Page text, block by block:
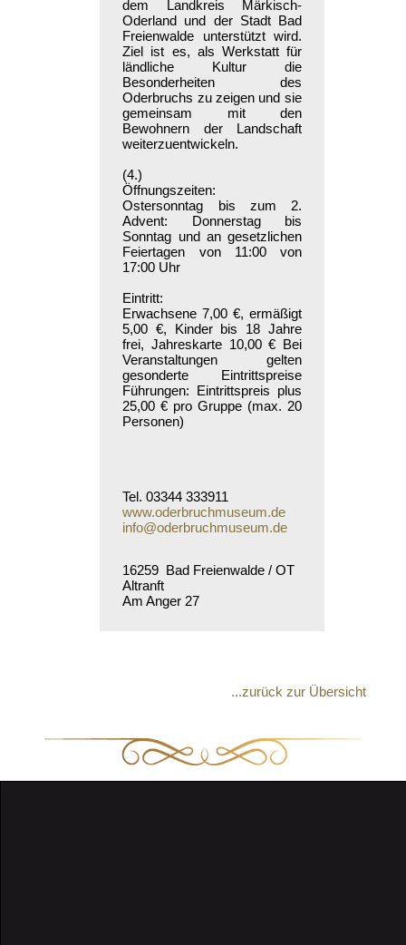
dem Landkreis Märkisch-
Oderland und der Stadt Bad
Freienwalde unterstützt wird.
Ziel ist es, als Werkstatt für
ländliche Kultur die
Besonderheiten des
Oderbruchs zu zeigen und sie
gemeinsam mit den
Bewohnern der Landschaft
weiterzuentwickeln.
(4.)
Öffnungszeiten:
Ostersonntag bis zum 2.
Advent: Donnerstag bis
Sonntag und an gesetzlichen
Feiertagen von 11:00 von
17:00 Uhr
Eintritt:
Erwachsene 7,00 €, ermäßigt
5,00 €, Kinder bis 18 Jahre
frei, Jahreskarte 10,00 € Bei
Veranstaltungen gelten
gesonderte Eintrittspreise
Führungen: Eintrittspreis plus
25,00 € pro Gruppe (max. 20
Personen)
Tel. 03344 333911
www.oderbruchmuseum.de
info@oderbruchmuseum.de
16259 Bad Freienwalde / OT
Altranft
Am Anger 27
...zurück zur Übersicht